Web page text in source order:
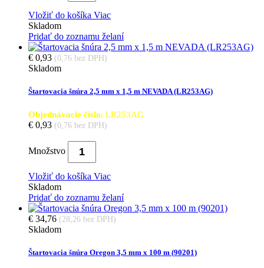
Vložiť do košíka Viac
Skladom
Pridať do zoznamu želaní
€ 0,93 (0,76 bez DPH)
Skladom
Štartovacia šnúra 2,5 mm x 1,5 m NEVADA (LR253AG)
Objednávacie číslo: LR253AG
€ 0,93 (0,76 bez DPH)
Množstvo
Vložiť do košíka Viac
Skladom
Pridať do zoznamu želaní
€ 34,76 (28,26 bez DPH)
Skladom
Štartovacia šnúra Oregon 3,5 mm x 100 m (90201)